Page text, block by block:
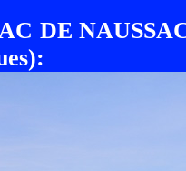
DE